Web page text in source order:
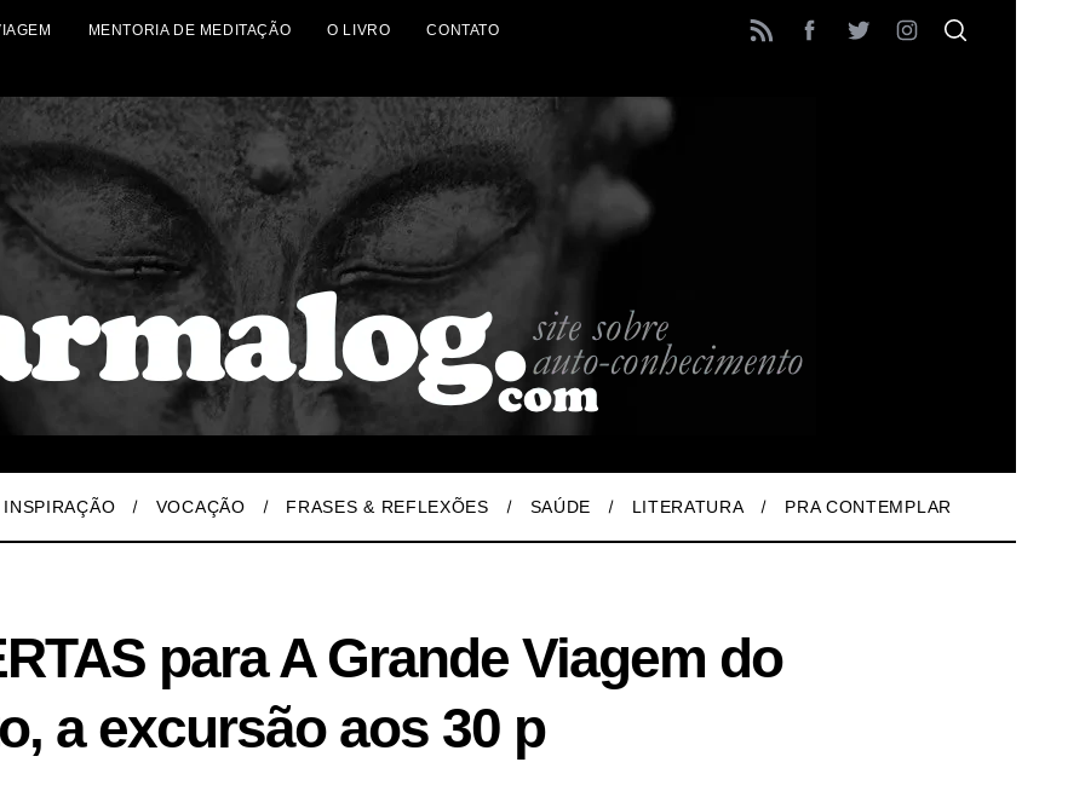
MENTORIA DE MEDITAÇÃO O LIVRO CONTATO
INSPIRAÇÃO VOCAÇÃO FRASES & REFLEXÕES SAÚDE LITERATURA PRA CONTEMPLAR
para A Grande Viagem do
a excursão aos 30 p